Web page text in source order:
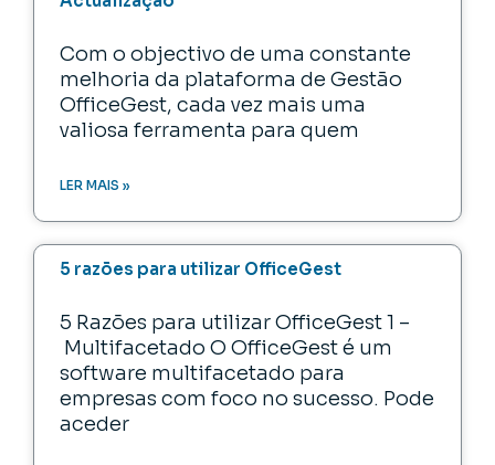
Com o objectivo de uma constante
melhoria da plataforma de Gestão
OfficeGest, cada vez mais uma
valiosa ferramenta para quem
LER MAIS »
5 razões para utilizar OfficeGest
5 Razões para utilizar OfficeGest 1 –
Multifacetado O OfficeGest é um
software multifacetado para
empresas com foco no sucesso. Pode
aceder